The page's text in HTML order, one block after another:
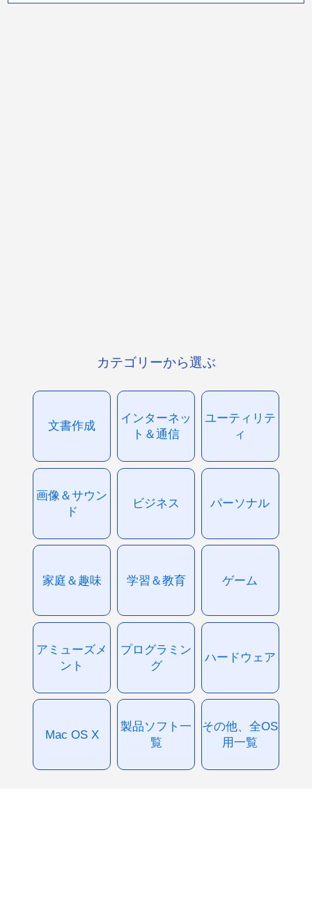
カテゴリーから選ぶ
文書作成
インターネッ
ト＆通信
ユーティリテ
ィ
画像＆サウン
ド
ビジネス パーソナル
家庭＆趣味 学習＆教育 ゲーム
アミューズメ
ント
プログラミン
グ
ハードウェア
Mac OS X
製品ソフト一
覧
その他、全OS
用一覧